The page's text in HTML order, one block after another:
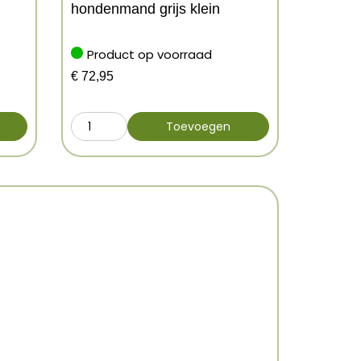
hondenmand grijs klein
Product op voorraad
€ 72,95
Toevoegen